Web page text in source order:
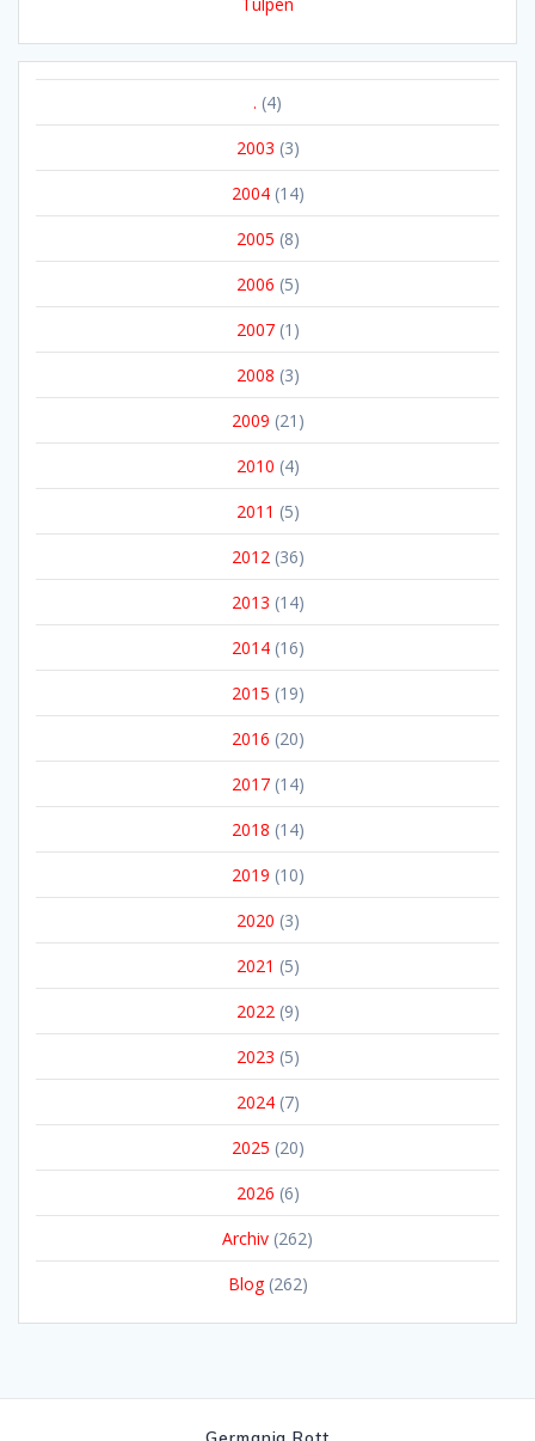
. (4)
2003 (3)
2004(14)
2005 (8)
2006 (5)
2007(1)
2008 (3)
2009 (21)
2010 (4)
2011 (5)
2012(36)
2013 (14)
2014(16)
2015 (19)
2016 (20)
2017(14)
2018 (14)
2019 (10)
2020 (3)
2021 (5)
2022(9)
2023 (5)
2024(7)
2025 (20)
2026 (6)
Archiv (262)
Blog(262)
Germania Rott